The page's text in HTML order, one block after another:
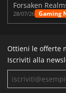
28/07/26 Gaming
Ottieni le offerte
Iscriviti alla